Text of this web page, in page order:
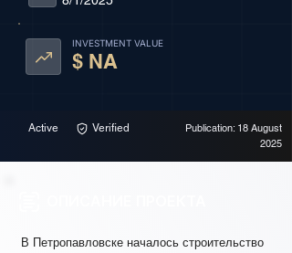
INVESTMENT VALUE
$ NA
Active Verified
Publication: 18 August
2025
В Петропавловске началось строительство